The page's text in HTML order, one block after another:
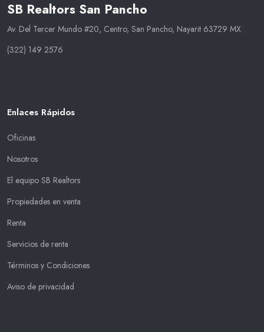
SB Realtors San Pancho
Av. Del Tercer Mundo #20, Centro, San Pancho, Nayarit 63729 MX
(322) 149 2576
Enlaces Rápidos
Oficinas
Nosotros
El equipo SB Realtors
Propiedades en venta
Renta
Servicios de renta
Términos y Condiciones
Aviso de privacidad